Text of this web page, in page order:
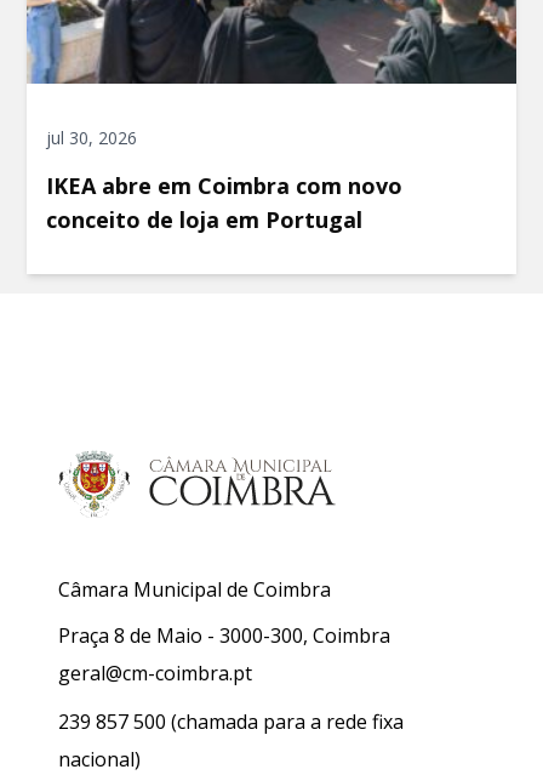
jul 30, 2026
IKEA abre em Coimbra com novo
conceito de loja em Portugal
Câmara Municipal de Coimbra
Praça 8 de Maio - 3000-300, Coimbra
geral@cm-coimbra.pt
239 857 500 (chamada para a rede fixa
nacional)